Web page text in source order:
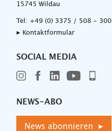
15745 Wildau
Tel: +49 (0) 3375 / 508 - 300
▸ Kontaktformular
SOCIAL MEDIA
NEWS-ABO
News abonnieren ▸